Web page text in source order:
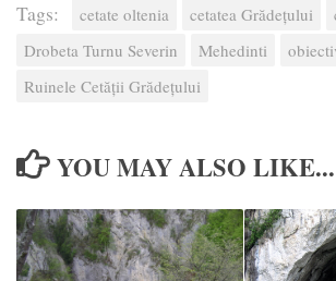
Tags: cetate oltenia cetatea Grădețului
Drobeta Turnu Severin
Mehedinti
Ruinele Cetăţii Grădețului
YOU MAY ALSO LIKE...